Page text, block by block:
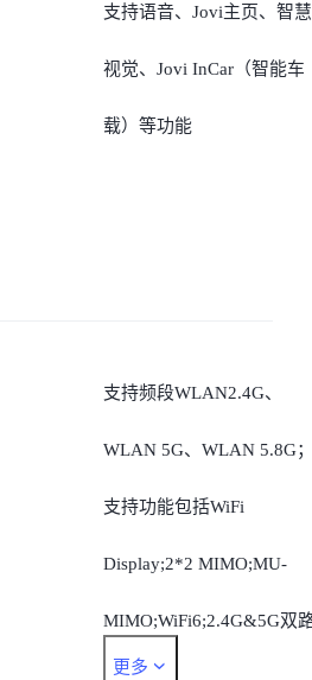
支持语音、Jovi主页、智慧
视觉、Jovi InCar（智能车
载）等功能
支持频段WLAN2.4G、
WLAN 5G、WLAN 5.8G
支持功能包括WiFi
Display;2*2 MIMO;MU-
MIMO;WiFi6;2.4G&5G双
更多